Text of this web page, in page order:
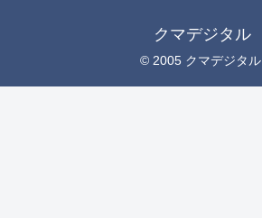
クマデジタル
© 2005 クマデジタル.